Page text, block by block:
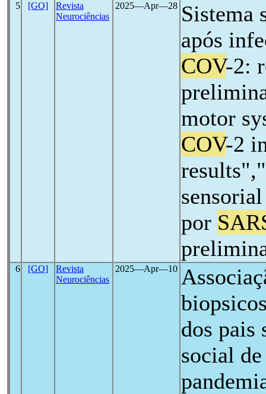
5 [GO]
Revista
Neurociências
2025―Apr―28 Sistema
após
COV-2:
motor
COV-2
por
6 [GO]
Revista
Neurociências
2025―Apr―10
dos pais
social